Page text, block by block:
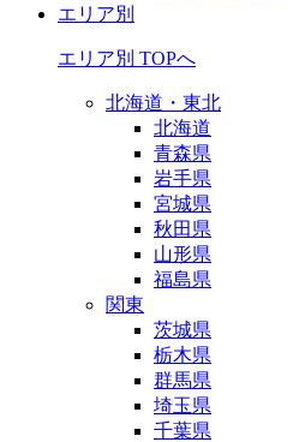
エリア別
エリア別 TOPへ
北海道・東北
北海道
青森県
岩手県
宮城県
秋田県
山形県
福島県
関東
茨城県
栃木県
群馬県
埼玉県
千葉県